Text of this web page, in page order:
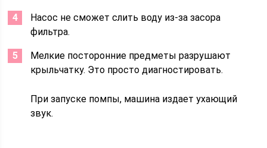
Насос не сможет слить воду из-за засора
фильтра.
Мелкие посторонние предметы разрушают
крыльчатку. Это просто диагностировать.
При запуске помпы, машина издает ухающий
звук.